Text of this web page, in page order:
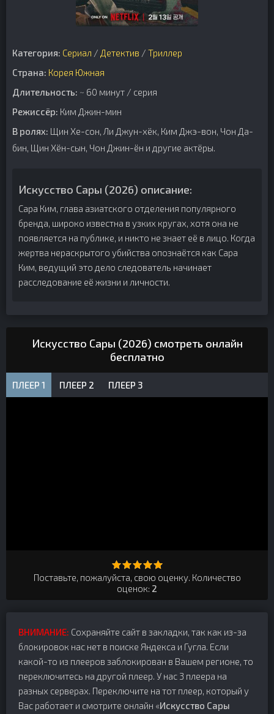
Категория: Сериал / Детектив / Триллер
Страна: Корея Южная
Длительность: ~ 60 минут / серия
Режиссёр: Ким Джин-мин
В ролях: Щин Хе-сон, Ли Джун-хёк, Ким Джэ-вон, Чон Да-
бин, Щин Хён-сын, Чон Джин-ён и другие актёры.
Искусство Сары (2026) описание:
Сара Ким, глава азиатского отделения популярного
бренда, широко известна в узких кругах, хотя она не
появляется на публике, и никто не знает её в лицо. Когда
жертва нераскрытого убийства опознаётся как Сара
Ким, ведущий это дело следователь начинает
расследование её жизни и личности.
Искусство Сары (2026) смотреть онлайн
бесплатно
ПЛЕЕР 1 ПЛЕЕР 2 ПЛЕЕР 3
Поставьте, пожалуйста, свою оценку. Количество
оценок: 2
ВНИМАНИЕ: Сохраняйте сайт в закладки, так как из-за
блокировок нас нет в поиске Яндекса и Гугла. Если
какой-то из плееров заблокирован в Вашем регионе, то
переключитесь на другой плеер. У нас 3 плеера на
разных серверах. Переключите на тот плеер, который у
Вас работает и смотрите онлайн «Искусство Сары